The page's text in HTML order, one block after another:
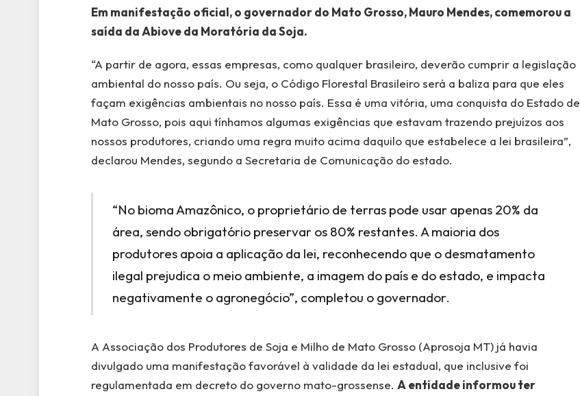
Em manifestação oficial, o governador do Mato Grosso, Mauro Mendes, comemorou a
saída da Abiove da Moratória da Soja.
“A partir de agora, essas empresas, como qualquer brasileiro, deverão cumprir a legislação
ambiental do nosso país. Ou seja, o Código Florestal Brasileiro será a baliza para que eles
façam exigências ambientais no nosso país. Essa é uma vitória, uma conquista do Estado de
Mato Grosso, pois aqui tínhamos algumas exigências que estavam trazendo prejuízos aos
nossos produtores, criando uma regra muito acima daquilo que estabelece a lei brasileira”,
declarou Mendes, segundo a Secretaria de Comunicação do estado.
“No bioma Amazônico, o proprietário de terras pode usar apenas 20% da
área, sendo obrigatório preservar os 80% restantes. A maioria dos
produtores apoia a aplicação da lei, reconhecendo que o desmatamento
ilegal prejudica o meio ambiente, a imagem do país e do estado, e impacta
negativamente o agronegócio”, completou o governador.
A Associação dos Produtores de Soja e Milho de Mato Grosso (Aprosoja MT) já havia
divulgado uma manifestação favorável à validade da lei estadual, que inclusive foi
regulamentada em decreto do governo mato-grossense. A entidade informou ter